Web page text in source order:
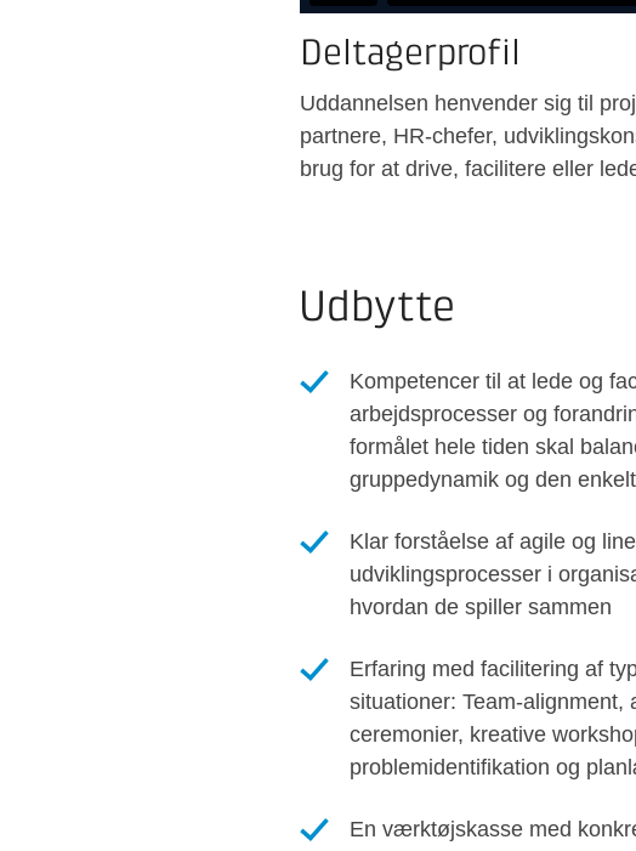
Deltagerprofil
Uddannelsen henvender sig til
partnere, HR-chefer,
brug for at drive, facilitere eller
Udbytte
Kompetencer til at lede og
arbejdsprocesser og
formålet hele tiden skal
gruppedynamik og den
Klar forståelse af agile og
udviklingsprocesser i
hvordan de spiller sammen
Erfaring med facilitering af
situationer: Team-alignment,
ceremonier, kreative
problemidentifikation og
En værktøjskasse med